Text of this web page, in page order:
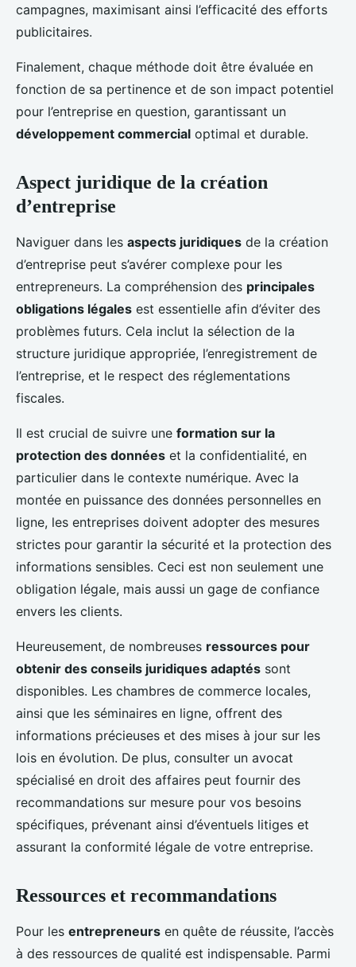
campagnes, maximisant ainsi l’efficacité des efforts
publicitaires.
Finalement, chaque méthode doit être évaluée en
fonction de sa pertinence et de son impact potentiel
pour l’entreprise en question, garantissant un
développement commercial optimal et durable.
Aspect juridique de la création
d’entreprise
Naviguer dans les aspects juridiques de la création
d’entreprise peut s’avérer complexe pour les
entrepreneurs. La compréhension des principales
obligations légales est essentielle afin d’éviter des
problèmes futurs. Cela inclut la sélection de la
structure juridique appropriée, l’enregistrement de
l’entreprise, et le respect des réglementations
fiscales.
Il est crucial de suivre une formation sur la
protection des données et la confidentialité, en
particulier dans le contexte numérique. Avec la
montée en puissance des données personnelles en
ligne, les entreprises doivent adopter des mesures
strictes pour garantir la sécurité et la protection des
informations sensibles. Ceci est non seulement une
obligation légale, mais aussi un gage de confiance
envers les clients.
Heureusement, de nombreuses ressources pour
obtenir des conseils juridiques adaptés sont
disponibles. Les chambres de commerce locales,
ainsi que les séminaires en ligne, offrent des
informations précieuses et des mises à jour sur les
lois en évolution. De plus, consulter un avocat
spécialisé en droit des affaires peut fournir des
recommandations sur mesure pour vos besoins
spécifiques, prévenant ainsi d’éventuels litiges et
assurant la conformité légale de votre entreprise.
Ressources et recommandations
Pour les entrepreneurs en quête de réussite, l’accès
à des ressources de qualité est indispensable. Parmi